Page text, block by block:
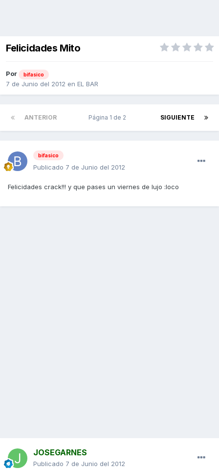
Felicidades Mito
Por bifasico
7 de Junio del 2012 en EL BAR
ANTERIOR SIGUIENTE
Página 1 de 2
bifasico
Publicado 7 de Junio del 2012
Felicidades crack!!! y que pases un viernes de lujo :loco
JOSEGARNES
Publicado 7 de Junio del 2012